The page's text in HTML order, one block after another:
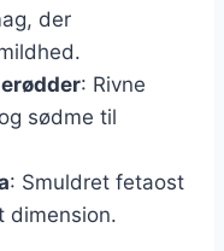
der
: Rivne
sødme til
: Smuldret fetaost
dimension.